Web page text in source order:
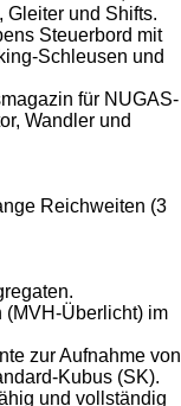
Gleiter und Shifts.
Steuerbord mit
Schleusen und
für NUGAS-
Wandler und
Reichweiten (3
(MVH-Überlicht) im
zur Aufnahme von
Kubus (SK).
und vollständig